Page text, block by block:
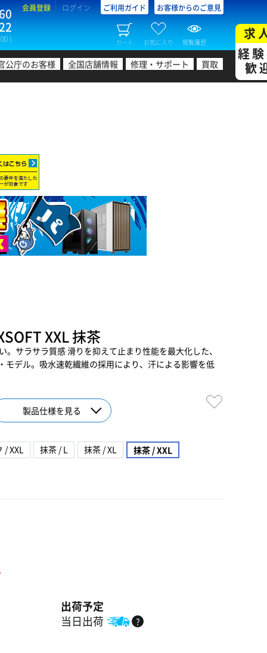
)
会員登録 ログイン ご利用ガイド お客様からのご意見
カート お気に入り 閲覧履歴
公庁のお客様 全国店舗情報 修理・サポート 買取
求
経
歓
XXL 抹茶
。サラサラ質感 滑りを抑えて止まり性能を最大化した、
モデル。吸水速乾繊維の採用により、汗による影響を低
製品仕様を見る
/ XXL 抹茶 / L 抹茶 / XL
抹茶 / XXL
出荷予定
当日出荷
?